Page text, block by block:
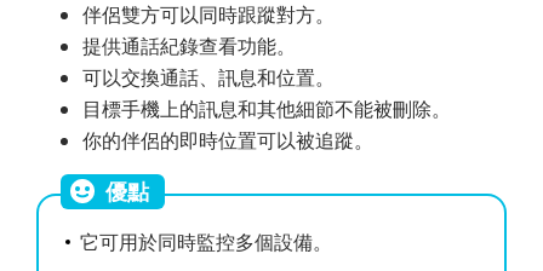
伴侶雙方可以同時跟蹤對方。
提供通話紀錄查看功能。
可以交換通話、訊息和位置。
目標手機上的訊息和其他細節不能被刪除。
你的伴侶的即時位置可以被追蹤。
優點
它可用於同時監控多個設備。